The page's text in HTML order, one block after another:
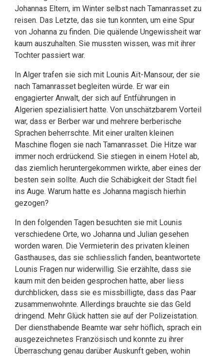
Johannas Eltern, im Winter selbst nach Tamanrasset zu
reisen. Das Letzte, das sie tun konnten, um eine Spur
von Johanna zu finden. Die quälende Ungewissheit war
kaum auszuhalten. Sie mussten wissen, was mit ihrer
Tochter passiert war.
In Alger trafen sie sich mit Lounis Aït-Mansour, der sie
nach Tamanrasset begleiten würde. Er war ein
engagierter Anwalt, der sich auf Entführungen in
Algerien spezialisiert hatte. Von unschätzbarem Vorteil
war, dass er Berber war und mehrere berberische
Sprachen beherrschte. Mit einer uralten kleinen
Maschine flogen sie nach Tamanrasset. Die Hitze war
immer noch erdrückend. Sie stiegen in einem Hotel ab,
das ziemlich heruntergekommen wirkte, aber eines der
besten sein sollte. Auch die Schäbigkeit der Stadt fiel
ins Auge. Warum hatte es Johanna magisch hierhin
gezogen?
In den folgenden Tagen besuchten sie mit Lounis
verschiedene Orte, wo Johanna und Julian gesehen
worden waren. Die Vermieterin des privaten kleinen
Gasthauses, das sie schliesslich fanden, beantwortete
Lounis Fragen nur widerwillig. Sie erzählte, dass sie
kaum mit den beiden gesprochen hatte, aber liess
durchblicken, dass sie es missbilligte, dass das Paar
zusammenwohnte. Allerdings brauchte sie das Geld
dringend. Mehr Glück hatten sie auf der Polizeistation.
Der diensthabende Beamte war sehr höflich, sprach ein
ausgezeichnetes Französisch und konnte zu ihrer
Überraschung genau darüber Auskunft geben, wohin